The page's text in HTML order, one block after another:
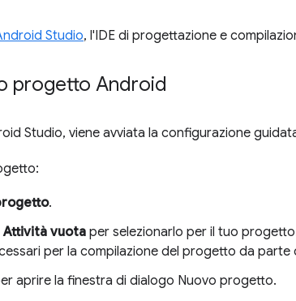
Studio, l'IDE di progettazione e
progetto Android
Studio, viene avviata la configurazione
.
Attività vuota per selezionarlo per il tuo
per la compilazione del progetto da parte
aprire la finestra di dialogo Nuovo progetto.